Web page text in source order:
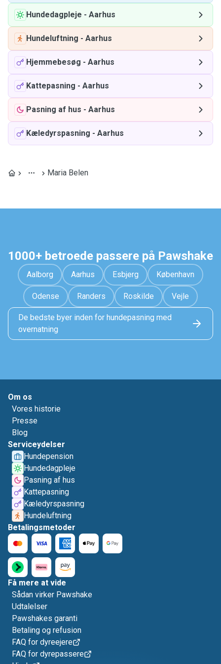
Hundedagpleje - Aarhus
Hundeluftning - Aarhus
Hjemmebesøg - Aarhus
Kattepasning - Aarhus
Pasning af hus - Aarhus
Kæledyrspasning - Aarhus
Maria Belen
1000+ betroede passere på Pawshake
Aalborg Aarhus Esbjerg København
Odense Randers Roskilde Vejle
De bedste byer inden for hundepasning med
overnatning
Om os
Vores historie
Presse
Blog
Serviceydelser
Hundepension
Hundedagpleje
Pasning af hus
Kattepasning
Kæledyrspasning
Hundeluftning
Betalingsmetoder
Få mere at vide
Sådan virker Pawshake
Udtalelser
Pawshakes garanti
Betaling og refusion
FAQ for dyreejere
FAQ for dyrepassere